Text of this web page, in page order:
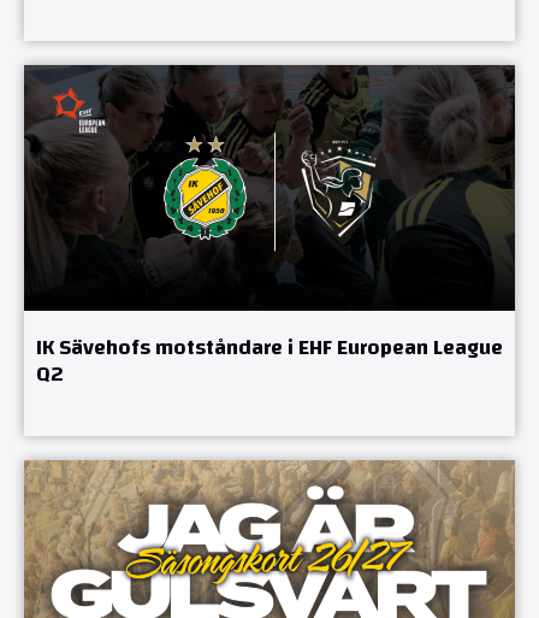
IK Sävehofs motståndare i EHF European League
Q2